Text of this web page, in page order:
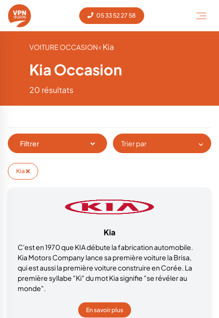
05 33 52 27 58
VOITURE OCCASION‹ Kia
Kia Occasion
20 résultats
Filtrer Trier par
Kia
Kia
C'est en 1970 que KIA débute la fabrication automobile.
Kia Motors Company lance sa première voiture la Brisa,
qui est aussi la première voiture construire en Corée. La
première syllabe "Ki" du mot Kia signifie "se révéler au
monde".
En savoir plus